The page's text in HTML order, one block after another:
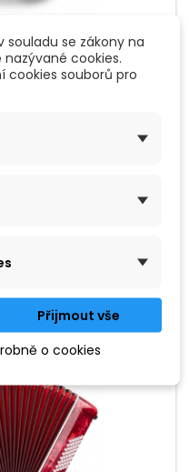
CANTABILE
V AKORDEON 48
48 basů, 26 kláves, 3
souladu se zákony na
cookies.
cookies souborů pro
Přijmout vše
o cookies